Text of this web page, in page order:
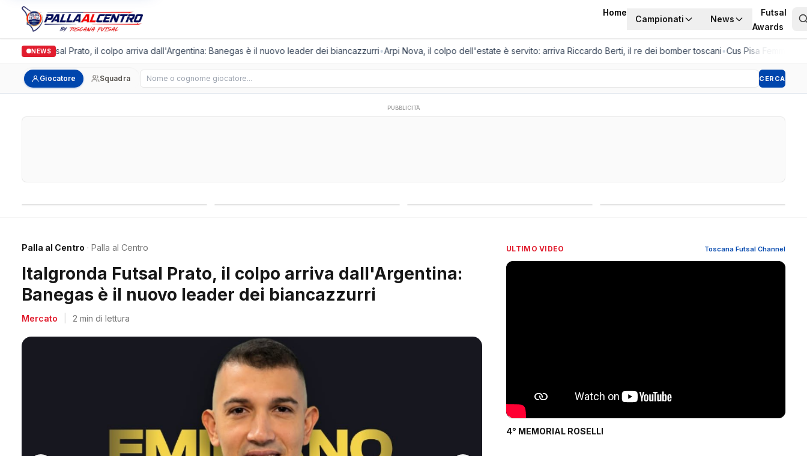
Home
Campionati News
Futsal
Awards
NEWS
Futsal Prato, il colpo arriva dall'Argentina: Banegas è il nuovo leader dei biancazzurri•Arpi Nova, il colpo dell'estate è servito: arriva Riccardo Berti, il re dei bomber toscani•Cus Pisa Femminile, la
Giocatore Squadra Cerca giocatore CERCA
PUBBLICITÀ
Palla al Centro · Palla al Centro
Arpi Nova, il colpo dell'estate è servito: arriva Riccardo
Berti, il re dei bomber toscani
Mercato 2 min di lettura
ULTIMO VIDEO Toscana Futsal Channel
4° MEMORIAL ROSELLI